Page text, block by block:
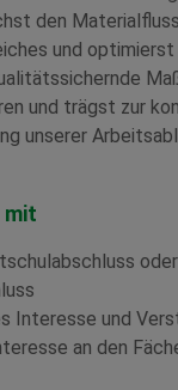
den
und optimierst
und trägst zur
unserer
mit
Interesse und
an den